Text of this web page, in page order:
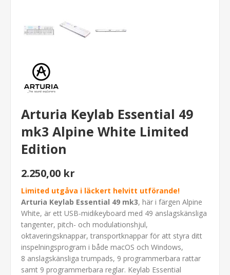
Arturia Keylab Essential 49
mk3 Alpine White Limited
Edition
2.250,00 kr
Limited utgåva i läckert helvitt utförande!
Arturia Keylab Essential 49 mk3, här i färgen Alpine
White, är ett USB-midikeyboard med 49 anslagskänsliga
tangenter, pitch- och modulationshjul,
oktaveringsknappar, transportknappar för att styra ditt
inspelningsprogram i både macOS och Windows,
8 anslagskänsliga trumpads, 9 programmerbara rattar
samt 9 programmerbara reglar. Keylab Essential